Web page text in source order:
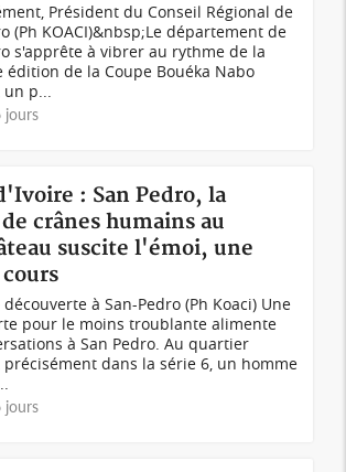
Président du Conseil Régional de
(Ph KOACI)&nbsp;Le département de
s'apprête à vibrer au rythme de la
édition de la Coupe Bouéka Nabo
un p...
jours
: San Pedro, la
crânes humains au
suscite l'émoi, une
à San-Pedro (Ph Koaci) Une
pour le moins troublante alimente
à San Pedro. Au quartier
précisément dans la série 6, un homme
jours